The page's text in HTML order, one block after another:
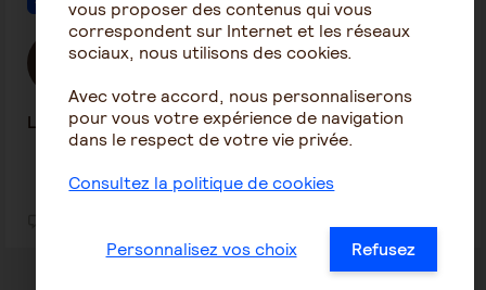
Laetitia S
Location de fauteuil roulant électrique
vous proposer des contenus qui vous
correspondent sur Internet et les réseaux
sociaux, nous utilisons des cookies.
Avec votre accord, nous personnaliserons
pour vous votre expérience de navigation
dans le respect de votre vie privée.
Consultez la politique de cookies
Personnalisez vos choix Refusez